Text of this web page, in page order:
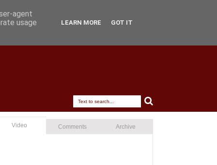
Video Comments Archive
agent
usage
LEARN MORE GOT IT